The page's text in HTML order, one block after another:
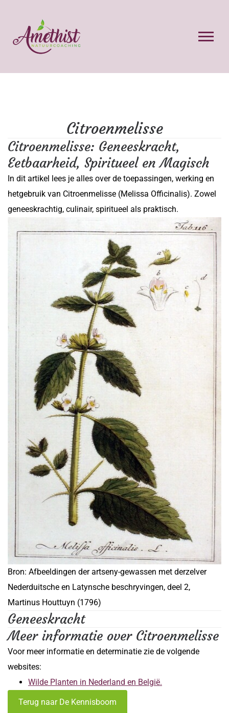
Citroenmelisse
Citroenmelisse: Geneeskracht,
Eetbaarheid, Spiritueel en Magisch
In dit artikel lees je alles over de toepassingen, werking en
hetgebruik van Citroenmelisse (Melissa Officinalis). Zowel
geneeskrachtig, culinair, spiritueel als praktisch.
Bron: Afbeeldingen der artseny-gewassen met derzelver
Nederduitsche en Latynsche beschryvingen, deel 2,
Martinus Houttuyn (1796)
Geneeskracht
Meer informatie over Citroenmelisse
Voor meer informatie en determinatie zie de volgende
websites:
Wilde Planten in Nederland en België.
Terug naar De Kennisboom